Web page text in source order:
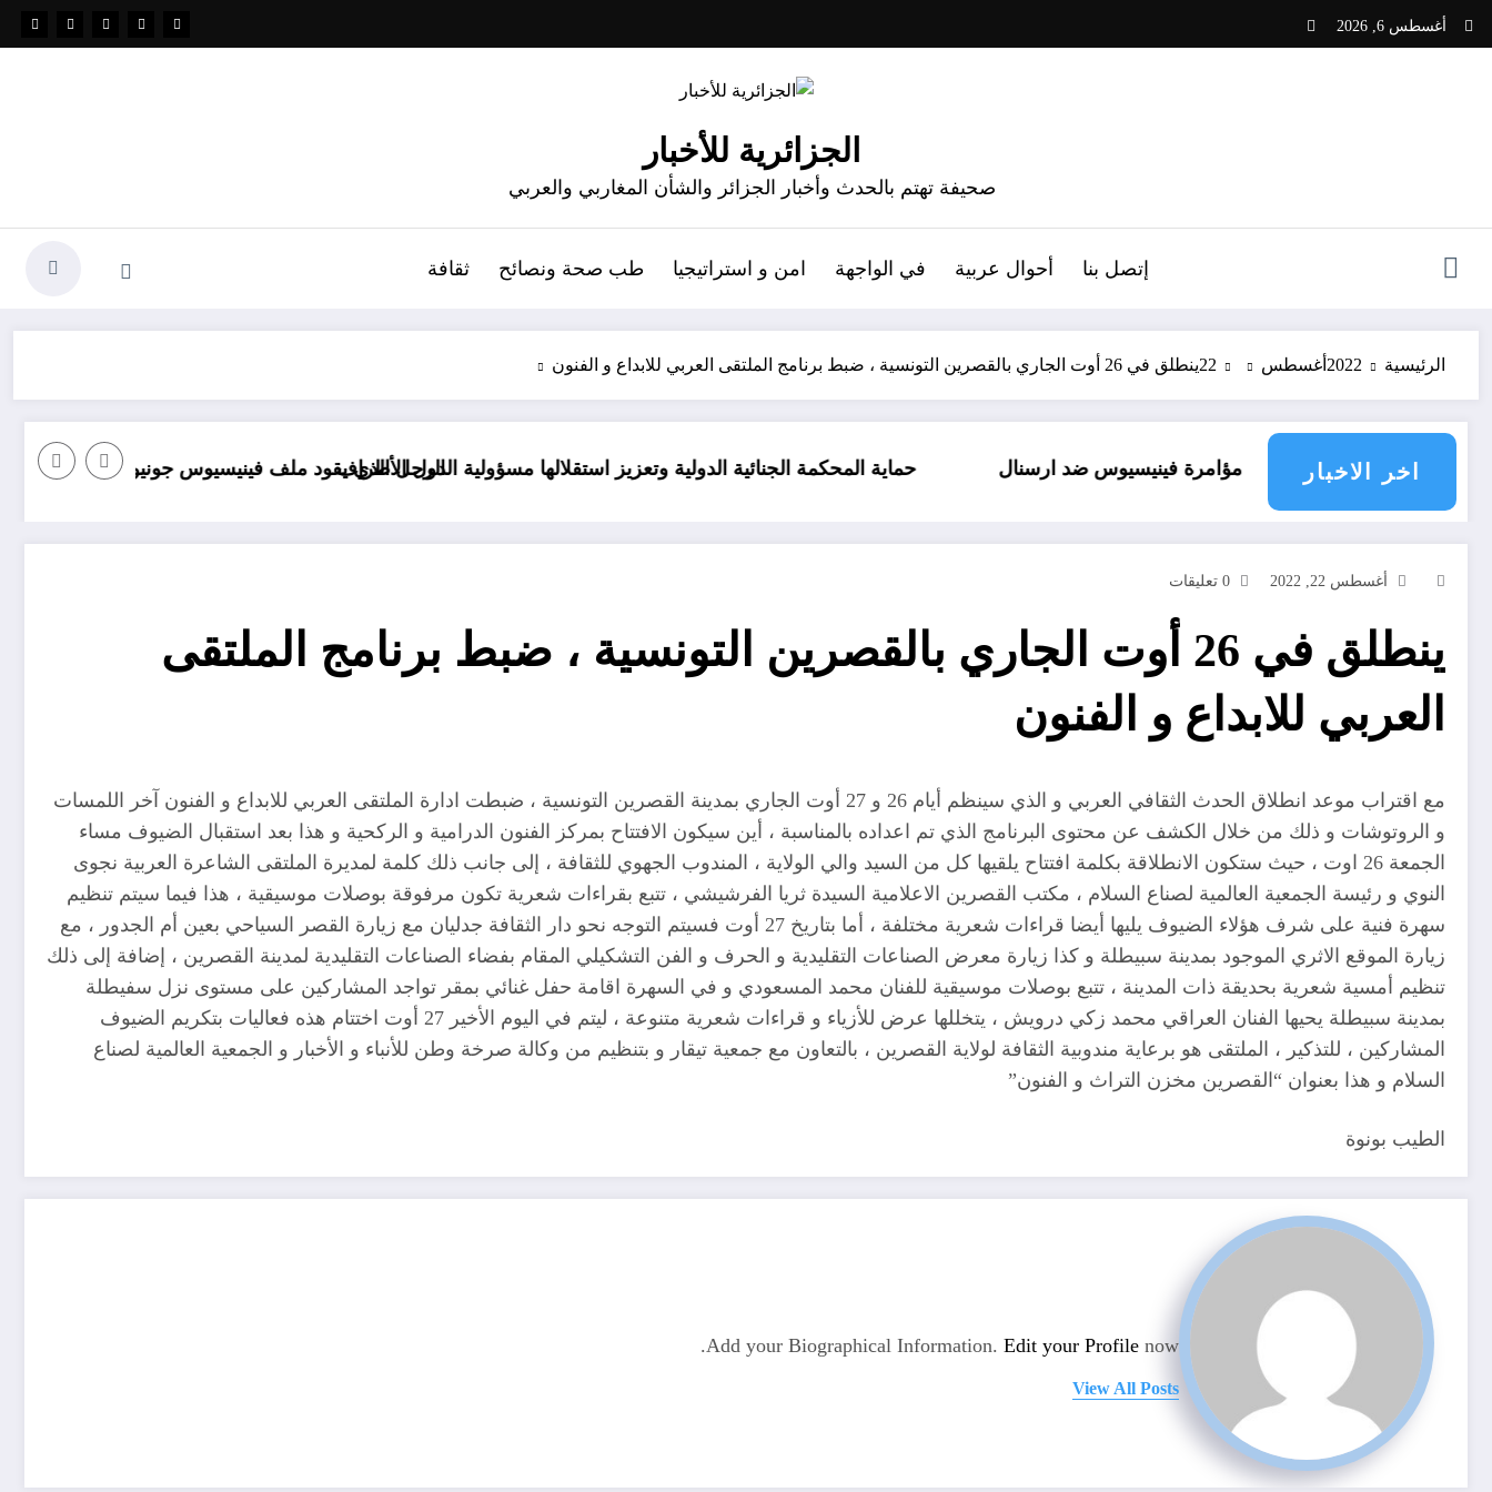
التجاوز
أغسطس 6, 2026
الجزائرية للأخبار
صحيفة تهتم بالحدث وأخبار الجزائر والشأن المغاربي والعربي
إتصل بنا أحوال عربية في الواجهة امن و استراتيجيا طب صحة ونصائح ثقافة
الرئيسية 2022 أغسطس 22ينطلق في 26 أوت الجاري بالقصرين التونسية ، ضبط برنامج الملتقى العربي للابداع و الفنون
اخر الاخبارمؤامرة فينيسيوس ضد ارسنال حماية المحكمة الجنائية الدولية وتعزيز استقلالها مسؤولية الدول الأطرافالرجل الذي يقود ملف فينيسيوس جونيور قانون المؤثرات العقلية في الجزائر
أغسطس 22, 2022 0 تعليقات
ينطلق في 26 أوت الجاري بالقصرين التونسية ، ضبط برنامج الملتقى
العربي للابداع و الفنون
مع اقتراب موعد انطلاق الحدث الثقافي العربي و الذي سينظم أيام 26 و 27 أوت الجاري بمدينة القصرين التونسية ، ضبطت ادارة الملتقى العربي للابداع و الفنون آخر اللمسات
و الروتوشات و ذلك من خلال الكشف عن محتوى البرنامج الذي تم اعداده بالمناسبة ، أين سيكون الافتتاح بمركز الفنون الدرامية و الركحية و هذا بعد استقبال الضيوف مساء
الجمعة 26 اوت ، حيث ستكون الانطلاقة بكلمة افتتاح يلقيها كل من السيد والي الولاية ، المندوب الجهوي للثقافة ، إلى جانب ذلك كلمة لمديرة الملتقى الشاعرة العربية نجوى
النوي و رئيسة الجمعية العالمية لصناع السلام ، مكتب القصرين الاعلامية السيدة ثريا الفرشيشي ، تتبع بقراءات شعرية تكون مرفوقة بوصلات موسيقية ، هذا فيما سيتم تنظيم
سهرة فنية على شرف هؤلاء الضيوف يليها أيضا قراءات شعرية مختلفة ، أما بتاريخ 27 أوت فسيتم التوجه نحو دار الثقافة جدليان مع زيارة القصر السياحي بعين أم الجدور ، مع
زيارة الموقع الاثري الموجود بمدينة سبيطلة و كذا زيارة معرض الصناعات التقليدية و الحرف و الفن التشكيلي المقام بفضاء الصناعات التقليدية لمدينة القصرين ، إضافة إلى ذلك
تنظيم أمسية شعرية بحديقة ذات المدينة ، تتبع بوصلات موسيقية للفنان محمد المسعودي و في السهرة اقامة حفل غنائي بمقر تواجد المشاركين على مستوى نزل سفيطلة
بمدينة سبيطلة يحيها الفنان العراقي محمد زكي درويش ، يتخللها عرض للأزياء و قراءات شعرية متنوعة ، ليتم في اليوم الأخير 27 أوت اختتام هذه فعاليات بتكريم الضيوف
المشاركين ، للتذكير ، الملتقى هو برعاية مندوبية الثقافة لولاية القصرين ، بالتعاون مع جمعية تيقار و بتنظيم من وكالة صرخة وطن للأنباء و الأخبار و الجمعية العالمية لصناع
السلام و هذا بعنوان “القصرين مخزن التراث و الفنون”
الطيب بونوة
Add your Biographical Information. Edit your Profile now.
View All Posts